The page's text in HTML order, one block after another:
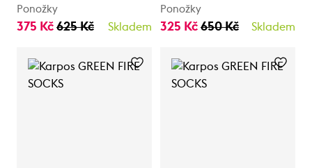
Ponožky
375 Kč 625 Kč Skladem
Ponožky
325 Kč 650 Kč Skladem